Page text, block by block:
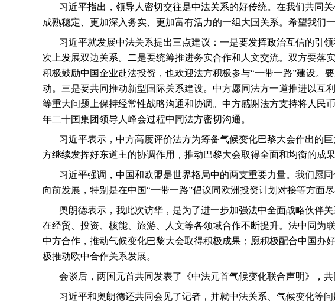
习近平指出，领导人密切交往是中法关系的好传统。在我们共同
成熟稳定、更加深入务实、更加富有活力的一组大国关系。希望我们
习近平就发展中法关系提出三点建议：一是要发挥政治互信的引
次上发展双边关系。二是要统筹推进务实合作和人文交流。双方要落
积极鼓励中国企业赴法投资，也欢迎法方积极参与“一带一路”建设。
动。三是要共同推动新型国际关系建设。中方愿同法方一道推进以互
等重大问题上保持经常性战略沟通和协调。中方感谢法方支持将人民
年二十国集团领导人峰会过程中同法方密切沟通。
习近平表示，中方高度评价法方为筹备气候变化巴黎大会作出的
方继续发挥好东道主的协调作用，推动巴黎大会取得全面和均衡的成果
习近平强调，中国和欧盟是世界格局中的两支重要力量。我们愿
向前发展，特别是在中国“一带一路”倡议同欧洲投资计划对接等方面
奥朗德表示，我此次访华，是为了进一步加强法中全面战略伙伴
在经贸、投资、核能、旅游、人文等各领域合作不断提升。法中同为
中方合作，推动气候变化巴黎大会取得积极成果；愿积极配合中国办
极推动欧中合作关系发展。
会谈后，两国元首共同发表了《中法元首气候变化联合声明》，
习近平和奥朗德还共同会见了记者，并就中法关系、气候变化等问